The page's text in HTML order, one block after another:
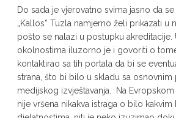
Do sada je vjerovatno svima jasno da
„Kallos“ Tuzla namjerno želi prikazati u
pošto se nalazi u postupku akreditacije.
okolnostima iluzorno je i govoriti o
kontaktirao sa tih portala da bi se
strana, što bi bilo u skladu sa osnovnim
medijskog izvještavanja. Na Evropskom
nije vršena nikakva istraga o bilo kakvim